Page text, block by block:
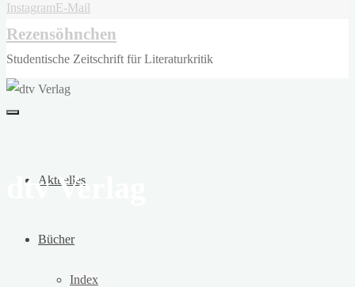
InstagramE-Mail
Rezensöhnchen
Studentische Zeitschrift für Literaturkritik
Aktuelles
Bücher
Index
dtv Verlag